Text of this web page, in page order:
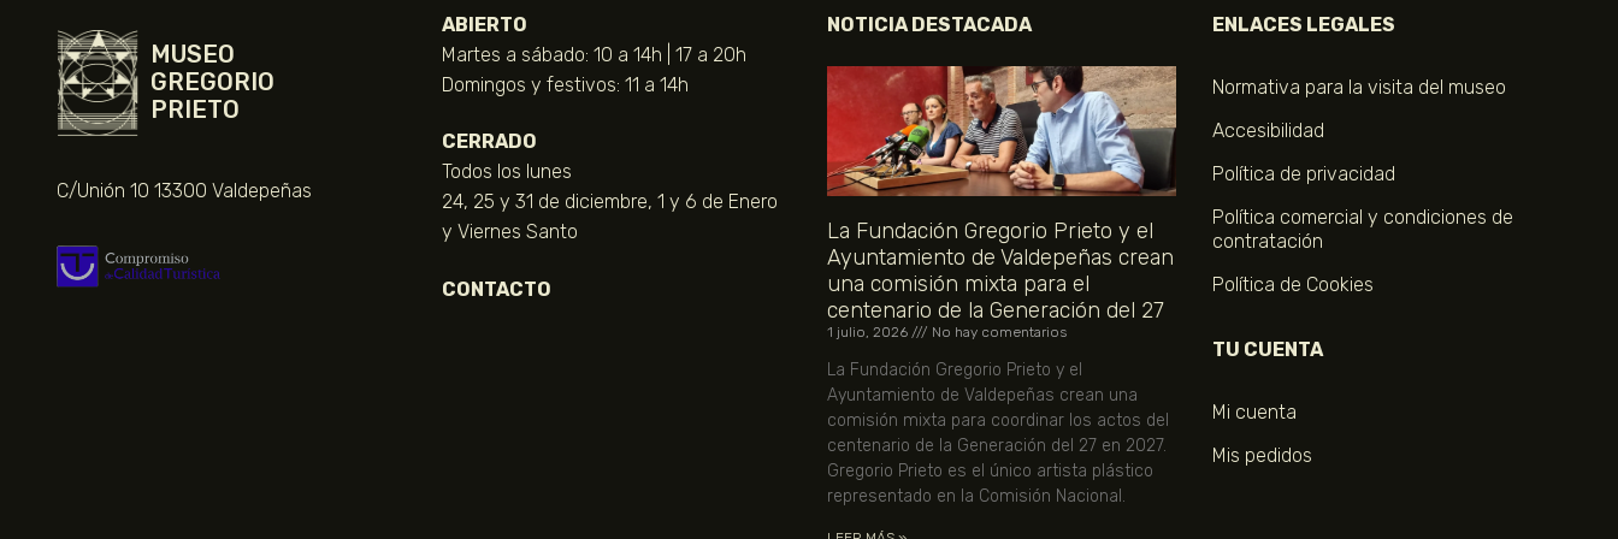
MUSEO
GREGORIO
PRIETO
C/Unión 10 13300 Valdepeñas
ABIERTO
Martes a sábado: 10 a 14h | 17 a 20h
Domingos y festivos: 11 a 14h
CERRADO
Todos los lunes
24, 25 y 31 de diciembre, 1 y 6 de Enero
y Viernes Santo
CONTACTO
NOTICIA DESTACADA
La Fundación Gregorio Prieto y el
Ayuntamiento de Valdepeñas crean
una comisión mixta para el
centenario de la Generación del 27
1 julio, 2026 No hay comentarios
La Fundación Gregorio Prieto y el
Ayuntamiento de Valdepeñas crean una
comisión mixta para coordinar los actos del
centenario de la Generación del 27 en 2027.
Gregorio Prieto es el único artista plástico
representado en la Comisión Nacional.
ENLACES LEGALES
Normativa para la visita del museo
Accesibilidad
Política de privacidad
Política comercial y condiciones de
contratación
Política de Cookies
TU CUENTA
Mi cuenta
Mis pedidos